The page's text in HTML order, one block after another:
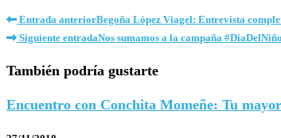
Entrada anteriorBegoña López Viagel: Entrevista
Siguiente entradaNos sumamos a la campaña
También podría gustarte
Encuentro con Conchita Momeñe: Tu